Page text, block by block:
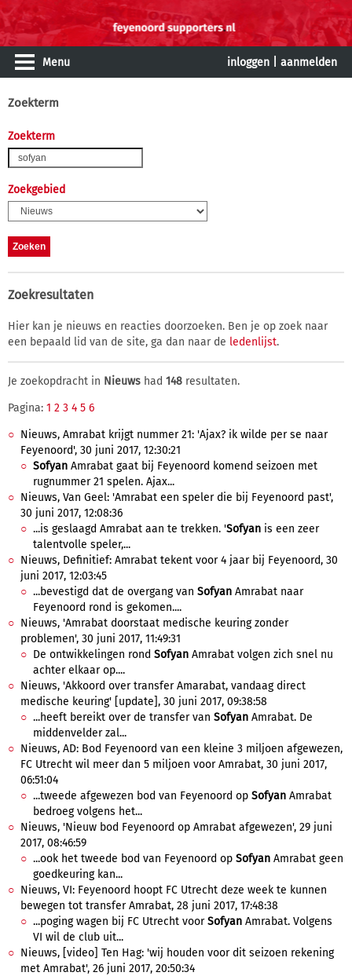
Menu inloggen aanmelden
Zoekterm
Zoekterm
Zoekgebied
Zoekresultaten
Hier kan je nieuws en reacties doorzoeken. Ben je op zoek naar
een bepaald lid van de site, ga dan naar de ledenlijst.
Je zoekopdracht in Nieuws had 148 resultaten.
Pagina: 1 2 3 4 5 6
Nieuws, Amrabat krijgt nummer 21: 'Ajax? ik wilde per se naar
Feyenoord', 30 juni 2017, 12:30:21
Sofyan Amrabat gaat bij Feyenoord komend seizoen met
rugnummer 21 spelen. Ajax...
Nieuws, Van Geel: 'Amrabat een speler die bij Feyenoord past',
30 juni 2017, 12:08:36
...is geslaagd Amrabat aan te trekken. 'Sofyan is een zeer
talentvolle speler,...
Nieuws, Definitief: Amrabat tekent voor 4 jaar bij Feyenoord, 30
juni 2017, 12:03:45
...bevestigd dat de overgang van Sofyan Amrabat naar
Feyenoord rond is gekomen....
Nieuws, 'Amrabat doorstaat medische keuring zonder
problemen', 30 juni 2017, 11:49:31
De ontwikkelingen rond Sofyan Amrabat volgen zich snel nu
achter elkaar op....
Nieuws, 'Akkoord over transfer Amarabat, vandaag direct
medische keuring' [update], 30 juni 2017, 09:38:58
...heeft bereikt over de transfer van Sofyan Amrabat. De
middenvelder zal...
Nieuws, AD: Bod Feyenoord van een kleine 3 miljoen afgewezen,
FC Utrecht wil meer dan 5 miljoen voor Amrabat, 30 juni 2017,
06:51:04
...tweede afgewezen bod van Feyenoord op Sofyan Amrabat
bedroeg volgens het...
Nieuws, 'Nieuw bod Feyenoord op Amrabat afgewezen', 29 juni
2017, 08:46:59
...ook het tweede bod van Feyenoord op Sofyan Amrabat geen
goedkeuring kan...
Nieuws, VI: Feyenoord hoopt FC Utrecht deze week te kunnen
bewegen tot transfer Amrabat, 28 juni 2017, 17:48:38
...poging wagen bij FC Utrecht voorSofyan Amrabat. Volgens
VI wil de club uit...
Nieuws, [video] Ten Hag: 'wij houden voor dit seizoen rekening
met Amrabat', 26 juni 2017, 20:50:34